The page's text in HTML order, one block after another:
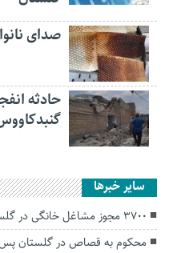
صدای
حادثه
سایر خبرها
۳۷۰۰ مجوز مشاغل خانگی در گلستان صادر شد
محکوم به قصاص در گلستان پس از ۱۲ سال